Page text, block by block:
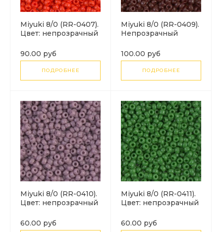
Miyuki 8/0 (RR-0407).
Цвет: непрозрачный
Red).
90.00 руб
ПОДРОБНЕЕ
Miyuki 8/0 (RR-0409).
Непрозрачный
шоколад (Opaque
Chocolate).
100.00 руб
ПОДРОБНЕЕ
Miyuki 8/0 (RR-0410).
Цвет: непрозрачный
Mauve)
60.00 руб
Miyuki 8/0 (RR-0411).
Цвет: непрозрачный
(Jade Green Opaque).
60.00 руб